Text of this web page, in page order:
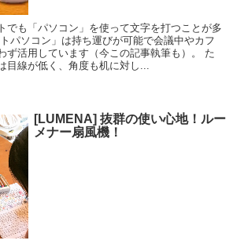
でも「パソコン」を使って文字を打つことが多
パソコン」は持ち運びが可能で会議中やカフ
ず活用しています（今この記事執筆も）。 た
目線が低く、角度も机に対し...
[LUMENA] 抜群の使い心地！ルー
メナー扇風機！